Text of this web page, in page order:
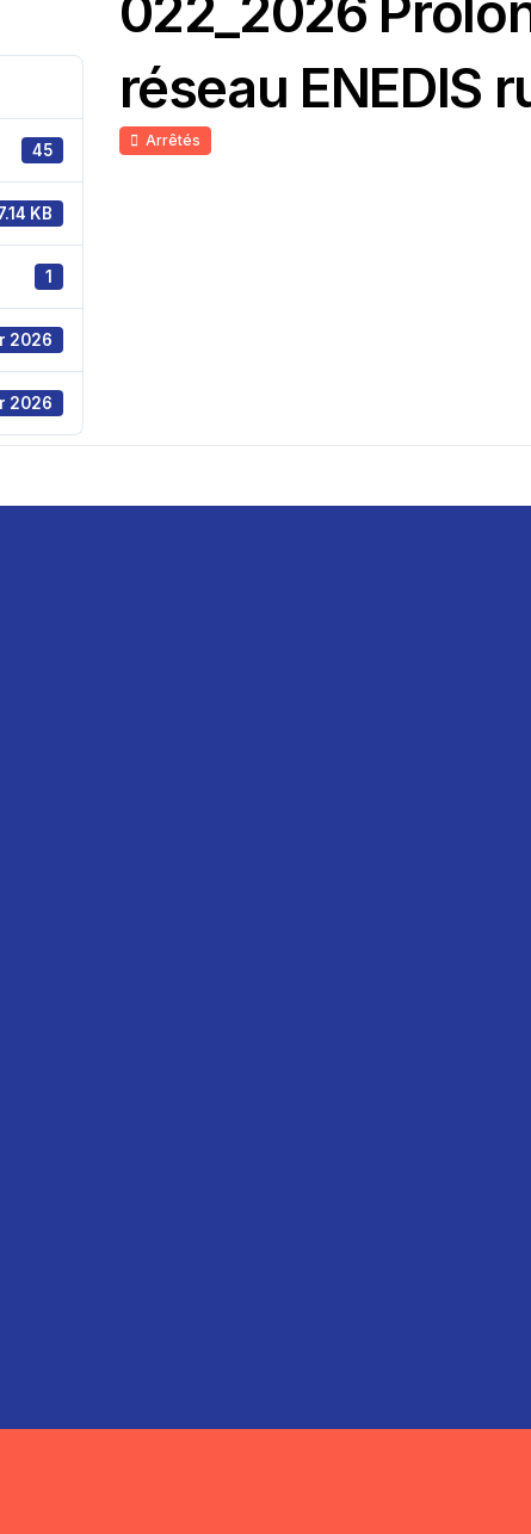
45
KB
1
2026
2026
réseau ENEDIS
Arrêtés